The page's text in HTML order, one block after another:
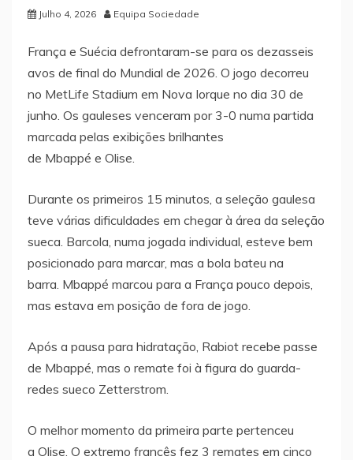
Julho 4, 2026 Equipa Sociedade
França e Suécia defrontaram-se para os dezasseis
avos de final do Mundial de 2026. O jogo decorreu
no MetLife Stadium em Nova Iorque no dia 30 de
junho. Os gauleses venceram por 3-0 numa partida
marcada pelas exibições brilhantes
de Mbappé e Olise.
Durante os primeiros 15 minutos, a seleção gaulesa
teve várias dificuldades em chegar à área da seleção
sueca. Barcola, numa jogada individual, esteve bem
posicionado para marcar, mas a bola bateu na
barra. Mbappé marcou para a França pouco depois,
mas estava em posição de fora de jogo.
Após a pausa para hidratação, Rabiot recebe passe
de Mbappé, mas o remate foi à figura do guarda-
redes sueco Zetterstrom.
O melhor momento da primeira parte pertenceu
a Olise. O extremo francês fez 3 remates em cinco